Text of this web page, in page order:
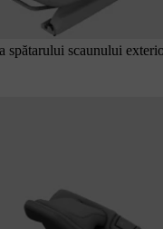
spătarului scaunului